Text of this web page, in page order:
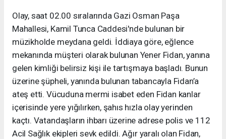
Olay, saat 02.00 sıralarında Gazi Osman Paşa
Mahallesi, Kamil Tunca Caddesi'nde bulunan bir
müzikholde meydana geldi. İddiaya göre, eğlence
mekanında müşteri olarak bulunan Yener Fidan, yanına
gelen kimliği belirsiz kişi ile tartışmaya başladı. Bunun
üzerine şüpheli, yanında bulunan tabancayla Fidan’a
ateş etti. Vücuduna mermi isabet eden Fidan kanlar
içerisinde yere yığılırken, şahıs hızla olay yerinden
kaçtı. Vatandaşların ihbarı üzerine adrese polis ve 112
Acil Sağlık ekipleri sevk edildi. Ağır yaralı olan Fidan,